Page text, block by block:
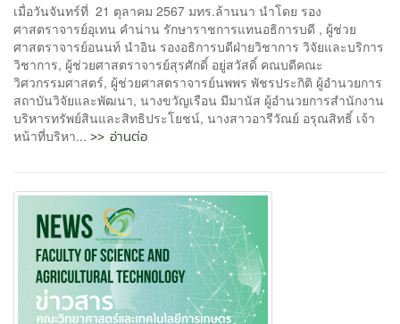
เมื่อวันจันทร์ที่ 21 ตุลาคม 2567 มทร.ล้านนา นำโดย รอง
ศาสตราจารย์อุเทน คำน่าน รักษาราชการแทนอธิการบดี , ผู้ช่วย
ศาสตราจารย์อนนท์ นำอิน รองอธิการบดีฝ่ายวิชาการ วิจัยและบริการ
วิชาการ, ผู้ช่วยศาสตราจารย์สุรศักดิ์ อยู่สวัสดิ์ คณบดีคณะ
วิศวกรรมศาสตร์, ผู้ช่วยศาสตราจารย์นพพร พัชรประกิติ ผู้อำนวยการ
สถาบันวิจัยและพัฒนา, นางขวัญเรือน มีมานัส ผู้อำนวยการสำนักงาน
บริหารทรัพย์สินและสิทธิประโยชน์, นางสาวอารีวัณย์ อรุณสิทธิ์ เจ้า
หน้าที่บริหา... >> อ่านต่อ